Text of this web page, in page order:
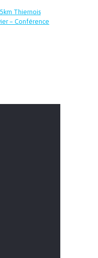
Thiernois
– Conférence